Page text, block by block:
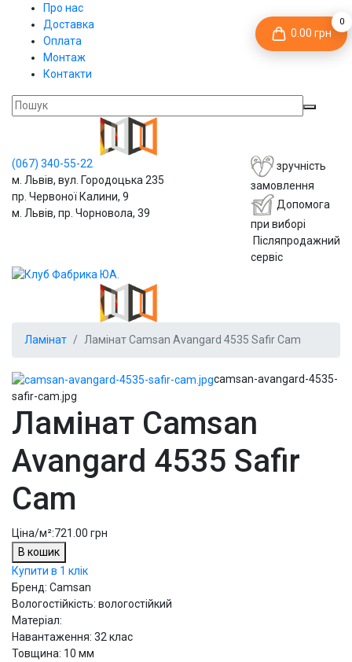
Про нас
Доставка
Оплата
Монтаж
Контакти
0.00 грн
0
(067) 340-55-22
м. Львів, вул. Городоцька 235
пр. Червоної Калини, 9
м. Львів, пр. Чорновола, 39
зручність
замовлення
Допомога
при виборі
Післяпродажний
сервіс
Ламінат Ламінат Camsan Avangard 4535 Safir Cam
camsan-avangard-4535-
safir-cam.jpg
Ламінат Camsan
Avangard 4535 Safir
Cam
Ціна/м²:721.00 грн
В кошик
Купити в 1 клік
Бренд: Camsan
Вологостійкість: вологостійкий
Матеріал:
Навантаження: 32 клас
Товщина: 10 мм